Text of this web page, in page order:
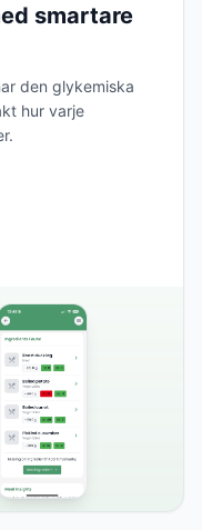
smartare
den glykemiska
hur varje